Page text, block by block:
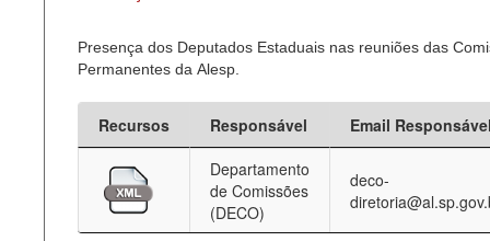
Presença dos Deputados Estaduais nas reuniões das
Permanentes da Alesp.
Recursos Responsável
Email
Departamento
de Comissões
(DECO)
deco-